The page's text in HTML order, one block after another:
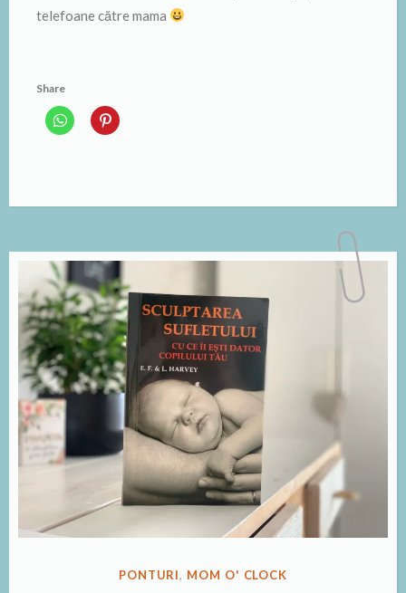
telefoane către mama
Share
PUBLICAT
PONTURI, MOM O' CLOCK